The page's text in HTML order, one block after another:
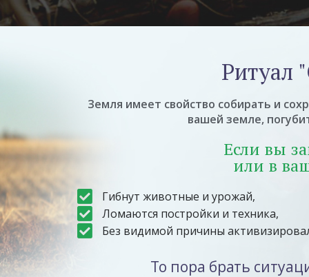
Ритуал
Земля имеет свойство собирать и
вашей земле,
Если вы
или в
Гибнут животные и урожай,
Ломаются постройки и техника,
Без видимой причины
То пора брать